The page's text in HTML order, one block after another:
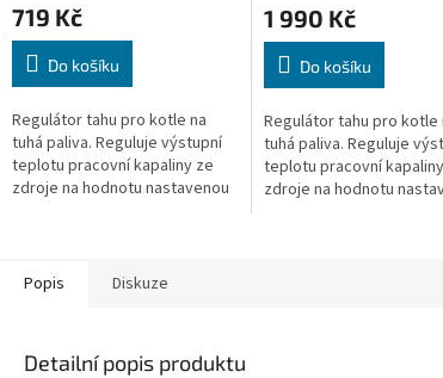
719 Kč
Do košíku
Regulátor tahu pro kotle na
tuhá paliva. Reguluje výstupní
teplotu pracovní kapaliny ze
zdroje na hodnotu nastavenou
1 990 Kč
Do košíku
Regulátor tahu pro kotle
tuhá paliva. Reguluje
teplotu pracovní
zdroje na hodnotu
Popis Diskuze
Detailní popis produktu